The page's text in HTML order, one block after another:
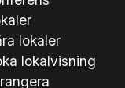
lokaler
lokalvisning